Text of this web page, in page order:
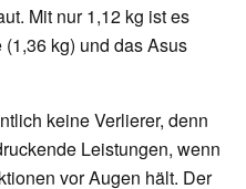
Mit nur 1,12 kg ist es
kg) und das Asus
keine Verlierer, denn
Leistungen, wenn
vor Augen hält. Der